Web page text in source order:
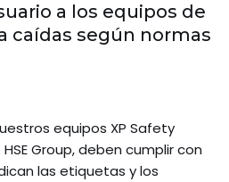
a los equipos de
caídas según normas
equipos XP Safety
Group, deben cumplir con
las etiquetas y los